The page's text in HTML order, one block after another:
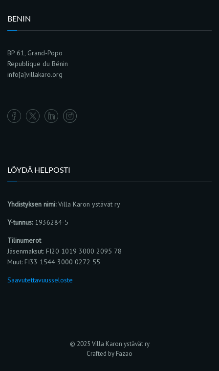
BENIN
BP 61, Grand-Popo
Republique du Bénin
info[a]villakaro.org
LÖYDÄ HELPOSTI
Yhdistyksen nimi:Villa Karon ystävät ry
Y-tunnus:1936284-5
Tilinumerot
Jäsenmaksut: FI20 1019 3000 2095 78
Muut: FI33 1544 3000 0272 55
Saavutettavuusseloste
© 2025 Villa Karon ystävät ry
Crafted by Fazao